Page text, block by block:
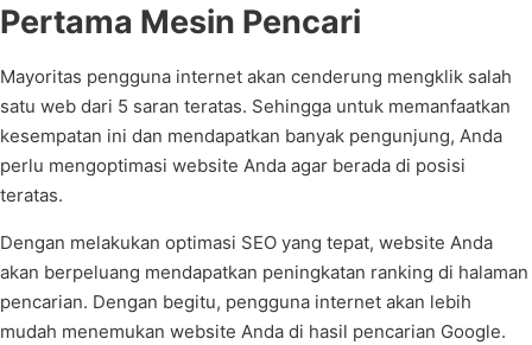
Pertama Mesin Pencari
Mayoritas pengguna internet akan cenderung mengklik salah
satu web dari 5 saran teratas. Sehingga untuk memanfaatkan
kesempatan ini dan mendapatkan banyak pengunjung, Anda
perlu mengoptimasi website Anda agar berada di posisi
teratas.
Dengan melakukan optimasi SEO yang tepat, website Anda
akan berpeluang mendapatkan peningkatan ranking di halaman
pencarian. Dengan begitu, pengguna internet akan lebih
mudah menemukan website Anda di hasil pencarian Google.